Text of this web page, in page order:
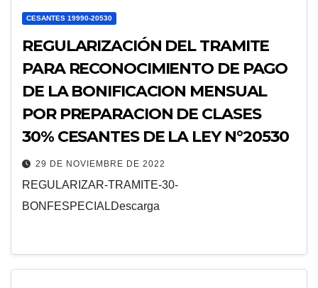
CESANTES 19990-20530
REGULARIZACIÓN DEL TRAMITE
PARA RECONOCIMIENTO DE PAGO
DE LA BONIFICACION MENSUAL
POR PREPARACION DE CLASES
30% CESANTES DE LA LEY N°20530
29 DE NOVIEMBRE DE 2022
REGULARIZAR-TRAMITE-30-
BONFESPECIALDescarga